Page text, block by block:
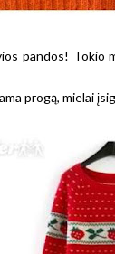
pandos! Tokio
progą, mielai